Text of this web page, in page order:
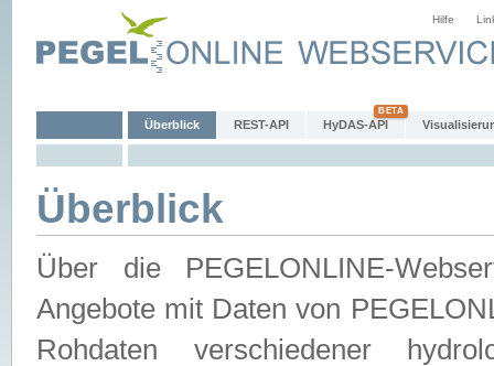
Hilfe
Überblick REST-API HyDAS-API
Überblick
Über die PEGELONLINE-
Angebote mit Daten von
Rohdaten verschiedener